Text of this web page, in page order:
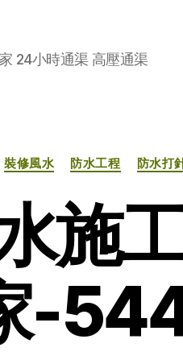
24小時通渠 高壓通渠
裝修風水 防水工程 防水打
施
-